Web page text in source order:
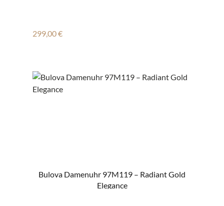
Regulärer Preis:
299,00 €
Bulova Damenuhr 97M119 – Radiant Gold
Elegance